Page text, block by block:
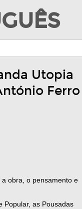
Utopia
Ferro
obra, o pensamento e
Popular, as Pousadas